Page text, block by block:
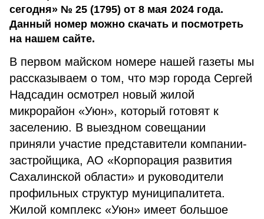
сегодня» № 25 (1795) от 8 мая 2024 года.
Данный номер можно скачать и посмотреть
на нашем сайте.
В первом майском номере нашей газеты мы
рассказываем о том, что мэр города Сергей
Надсадин осмотрел новый жилой
микрорайон «Уюн», который готовят к
заселению. В выездном совещании
приняли участие представители компании-
застройщика, АО «Корпорация развития
Сахалинской области» и руководители
профильных структур муниципалитета.
Жилой комплекс «Уюн» имеет большое